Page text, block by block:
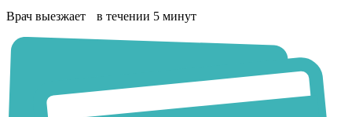
Врач выезжает в течении 5 минут